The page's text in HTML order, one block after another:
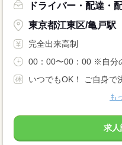
ドライバー・配達・
東京都江東区/亀戸駅
完全出来高制
00：00〜00：00 ※自分
いつでもOK！ ご自身で
も
求人